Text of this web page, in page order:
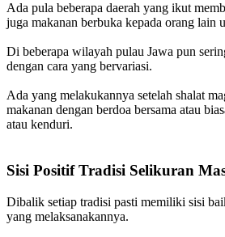
Ada pula beberapa daerah yang ikut
juga makanan berbuka kepada orang lain
Di beberapa wilayah pulau Jawa pun
dengan cara yang bervariasi.
Ada yang melakukannya setelah shalat
makanan dengan berdoa bersama atau
atau kenduri.
Sisi Positif Tradisi Selikuran
Dibalik setiap tradisi pasti memiliki sisi
yang melaksanakannya.